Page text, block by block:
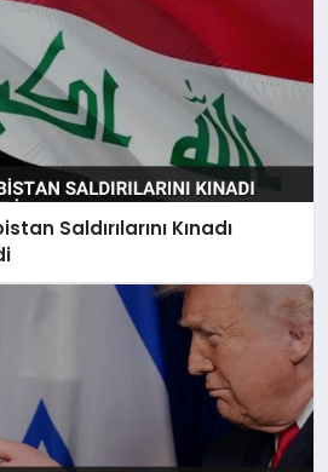
Saldırılarını Kınadı